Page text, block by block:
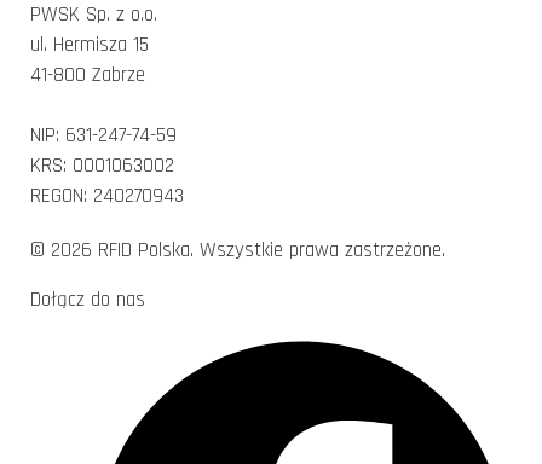
PWSK Sp. z o.o.
ul. Hermisza 15
41-800 Zabrze
NIP: 631-247-74-59
KRS: 0001063002
REGON: 240270943
© 2026 RFID Polska. Wszystkie prawa zastrzeżone.
Dołącz do nas